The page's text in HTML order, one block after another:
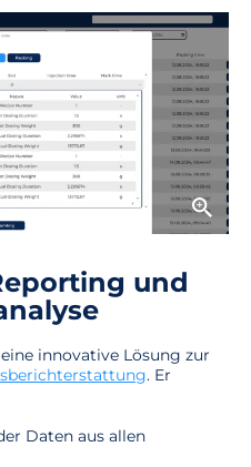
und
eine innovative Lösung zur
. Er
Daten aus allen